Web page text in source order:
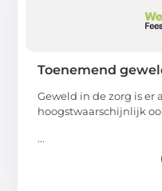
Toenemend
Geweld in de zorg is er
hoogstwaarschijnlijk
...